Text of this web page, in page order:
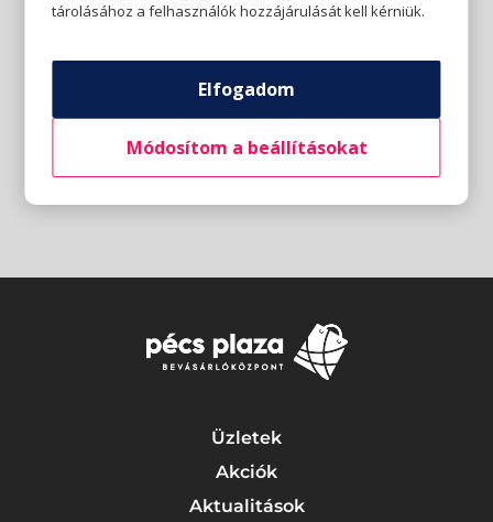
Üzletek
Akciók
Aktualitások
tárolásához a felhasználók hozzájárulását kell kérniük.
Elfogadom
Módosítom a beállításokat